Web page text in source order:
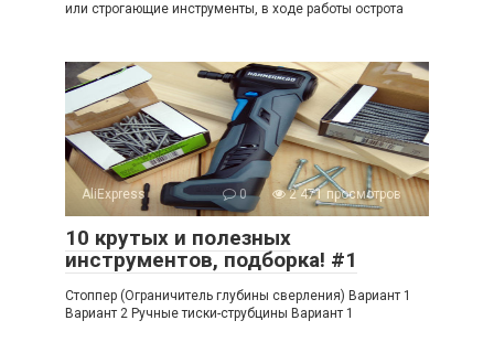
или строгающие инструменты, в ходе работы острота
AliExpress 0 2 471 просмотров
10 крутых и полезных
инструментов, подборка! #1
Стоппер (Ограничитель глубины сверления) Вариант 1
Вариант 2 Ручные тиски-струбцины Вариант 1